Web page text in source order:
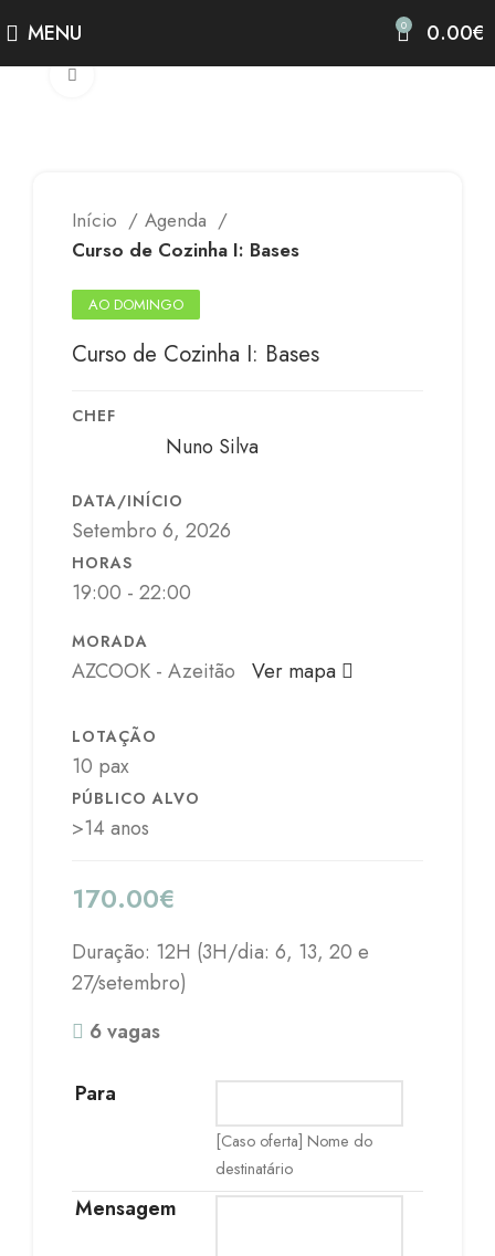
MENU 0 0.00€
Clicar para alargar
Início
Agenda
Curso de Cozinha I: Bases
AO DOMINGO
Curso de Cozinha I: Bases
CHEF
Nuno Silva
DATA/INÍCIO
Setembro 6, 2026
HORAS
19:00 - 22:00
MORADA
AZCOOK - Azeitão Ver mapa
LOTAÇÃO
10 pax
PÚBLICO ALVO
>14 anos
170.00€
Duração: 12H (3H/dia: 6, 13, 20 e
27/setembro)
6 vagas
Para
[Caso oferta] Nome do
destinatário
Mensagem